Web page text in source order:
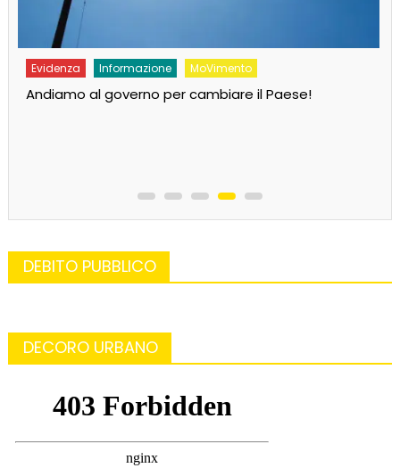
Evidenza Informazione News
Bilancio in consiglio con un occhio alle urne
DEBITO PUBBLICO
DECORO URBANO